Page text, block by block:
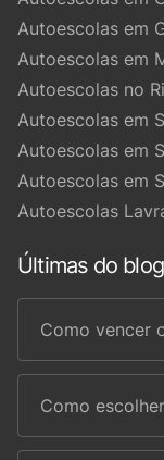
Autoescolas em
Autoescolas em
Autoescolas no
Autoescolas em
Autoescolas em
Autoescolas em
Autoescolas
Últimas do blog
Como vencer
Como